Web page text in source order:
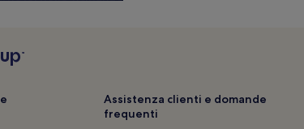
hotel
Assistenza clienti e domande
frequenti